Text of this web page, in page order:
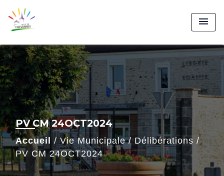
menu
PV CM 24OCT2024
Accueil / Vie Municipale/Délibérations /
PV CM 24OCT2024